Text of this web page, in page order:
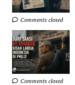
Comments closed
Comments closed